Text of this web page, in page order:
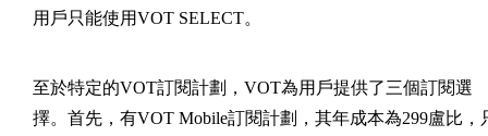
用戶只能使用VOT SELECT。
至於特定的VOT訂閱計劃，VOT為用戶提供了三個訂閱選
擇。首先，有VOT Mobile訂閱計劃，其年成本為299盧比，